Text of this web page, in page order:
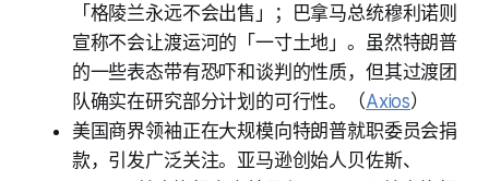
「格陵兰永远不会出售」；巴拿马总统穆利诺则
宣称不会让渡运河的「一寸土地」。虽然特朗普
的一些表态带有恐吓和谈判的性质，但其过渡团
队确实在研究部分计划的可行性。（Axios）
美国商界领袖正在大规模向特朗普就职委员会捐
款，引发广泛关注。亚马逊创始人贝佐斯、